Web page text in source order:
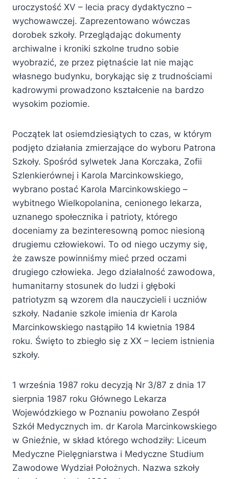
uroczystość XV – lecia pracy dydaktyczno –
wychowawczej. Zaprezentowano wówczas
dorobek szkoły. Przeglądając dokumenty
archiwalne i kroniki szkolne trudno sobie
wyobrazić, ze przez piętnaście lat nie mając
własnego budynku, borykając się z trudnościami
kadrowymi prowadzono kształcenie na bardzo
wysokim poziomie.
Początek lat osiemdziesiątych to czas, w którym
podjęto działania zmierzające do wyboru Patrona
Szkoły. Spośród sylwetek Jana Korczaka, Zofii
Szlenkierównej i Karola Marcinkowskiego,
wybrano postać Karola Marcinkowskiego –
wybitnego Wielkopolanina, cenionego lekarza,
uznanego społecznika i patrioty, którego
doceniamy za bezinteresowną pomoc niesioną
drugiemu człowiekowi. To od niego uczymy się,
że zawsze powinniśmy mieć przed oczami
drugiego człowieka. Jego działalność zawodowa,
humanitarny stosunek do ludzi i głęboki
patriotyzm są wzorem dla nauczycieli i uczniów
szkoły. Nadanie szkole imienia dr Karola
Marcinkowskiego nastąpiło 14 kwietnia 1984
roku. Święto to zbiegło się z XX – leciem istnienia
szkoły.
1 września 1987 roku decyzją Nr 3/87 z dnia 17
sierpnia 1987 roku Głównego Lekarza
Wojewódzkiego w Poznaniu powołano Zespół
Szkół Medycznych im. dr Karola Marcinkowskiego
w Gnieźnie, w skład którego wchodziły: Liceum
Medyczne Pielęgniarstwa i Medyczne Studium
Zawodowe Wydział Położnych. Nazwa szkoły